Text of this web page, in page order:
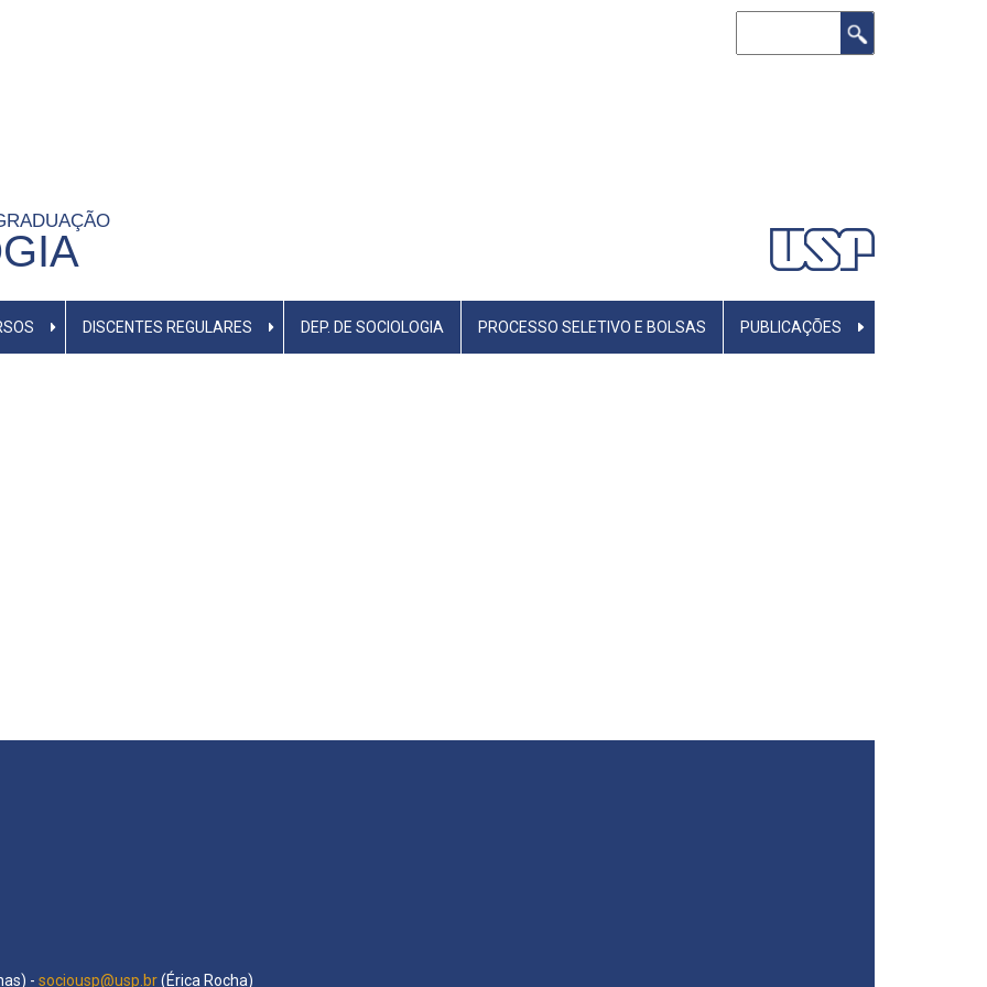
DISCENTES REGULARES DEP. DE SOCIOLOGIA PROCESSO SELETIVO E BOLSAS PUBLICAÇÕES
- sociousp@usp.br(Érica Rocha)